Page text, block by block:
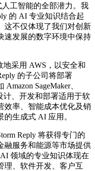
工智能的全部潜力。我
的 AI 专业知识结合起
这不仅体现了我们对创新
速发展的数字环境中保持
地采用 AWS，以安全和
的子公司将部署
SageMaker、
计、开发和部署适用于软
效率、智能成本优化及销
生成式 AI 应用。
Reply 将获得专门的
融服务和能源等市场提供
领域的专业知识体现在
理、软件开发、客户互